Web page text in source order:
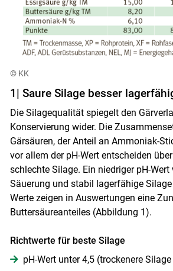
© KK
1| Saure Silage besser
Die Silagequalität spiegelt den
Konservierung wider. Die
Gärsäuren, der Anteil an Ammoniak-
vor allem der pH-Wert entscheiden
schlechte Silage. Ein niedriger pH-
Säuerung und stabil lagerfähige Silage
Werte zeigen in Auswertungen eine
Buttersäureanteiles (Abbildung 1).
Richtwerte für beste Silage
pH-Wert unter 4,5 (trockenere